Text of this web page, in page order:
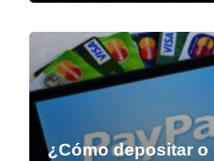
¿Cómo depositar o